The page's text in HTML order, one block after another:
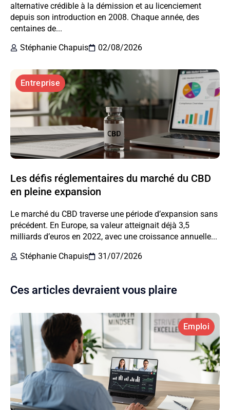
alternative crédible à la démission et au licenciement
depuis son introduction en 2008. Chaque année, des
centaines de...
Stéphanie Chapuis
02/08/2026
Entreprise
Les défis réglementaires du marché du CBD
en pleine expansion
Le marché du CBD traverse une période d’expansion sans
précédent. En Europe, sa valeur atteignait déjà 3,5
milliards d’euros en 2022, avec une croissance annuelle...
Stéphanie Chapuis
31/07/2026
Ces articles devraient vous plaire
Emploi